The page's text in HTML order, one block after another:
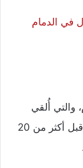
في الدمام
أُلقي
القبض عليها قبل أيام بتهمة خطف أطفال قبل أكثر من 20